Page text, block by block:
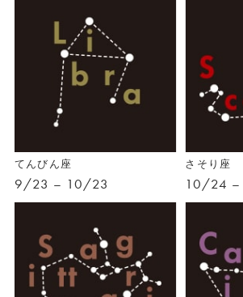
てんびん座
9/23 – 10/23
さそり座
10/24